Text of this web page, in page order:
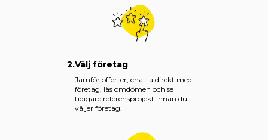
2.Välj företag
Jämför offerter, chatta direkt med
företag, läs omdömen och se
tidigare referensprojekt innan du
väljer företag.